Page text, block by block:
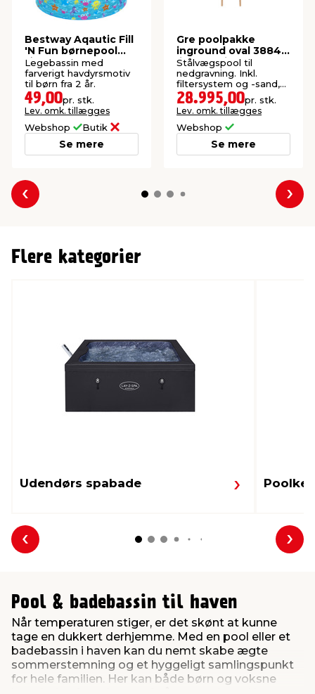
Bestway Aqautic Fill
'N Fun børnepool
Ø122 cm
Legebassin med
farverigt havdyrsmotiv
til børn fra 2 år.
49,00pr. stk.
Lev. omk. tillægges
Webshop Butik
Se mere
Gre poolpakke
inground oval 38840
liter - Swim & Fun
Stålvægspool til
nedgravning. Inkl.
filtersystem og -sand,
stige og skimmersæt.
800 x 400 x 150 cm.
28.995,00pr. stk.
Lev. omk. tillægges
Webshop
Se mere
Forrige
Flere kategorier
Udendørs spabade
Forrige
Pool & badebassin til haven
Når temperaturen stiger, er det skønt at kunne
tage en dukkert derhjemme. Med en pool eller et
badebassin i haven kan du nemt skabe ægte
sommerstemning og et hyggeligt samlingspunkt
for hele familien. Her kan både børn og voksne